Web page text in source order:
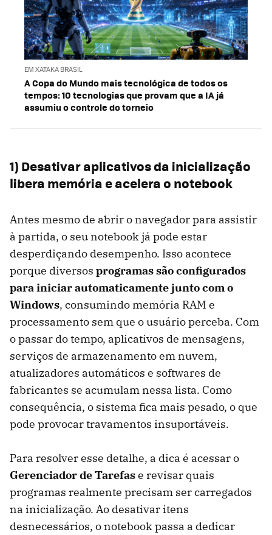
EM XATAKA BRASIL
A Copa do Mundo mais tecnológica de todos os
tempos: 10 tecnologias que provam que a IA já
assumiu o controle do torneio
1) Desativar aplicativos da inicialização
libera memória e acelera o notebook
Antes mesmo de abrir o navegador para assistir
à partida, o seu notebook já pode estar
desperdiçando desempenho. Isso acontece
porque diversos programas são configurados
para iniciar automaticamente junto com o
Windows, consumindo memória RAM e
processamento sem que o usuário perceba. Com
o passar do tempo, aplicativos de mensagens,
serviços de armazenamento em nuvem,
atualizadores automáticos e softwares de
fabricantes se acumulam nessa lista. Como
consequência, o sistema fica mais pesado, o que
pode provocar travamentos insuportáveis.
Para resolver esse detalhe, a dica é acessar o
Gerenciador de Tarefase revisar quais
programas realmente precisam ser carregados
na inicialização. Ao desativar itens
desnecessários, o notebook passa a dedicar